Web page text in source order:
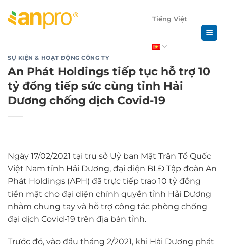
đến
Tiếng Việt
SỰ KIỆN & HOẠT ĐỘNG CÔNG TY
An Phát Holdings tiếp tục hỗ trợ 10
tỷ đồng tiếp sức cùng tỉnh Hải
Dương chống dịch Covid-19
Ngày 17/02/2021 tại trụ sở Uỷ ban Mặt Trận Tổ Quốc
Việt Nam tỉnh Hải Dương, đại diện BLĐ Tập đoàn An
Phát Holdings (APH) đã trực tiếp trao 10 tỷ đồng
tiền mặt cho đại diện chính quyền tỉnh Hải Dương
nhằm chung tay và hỗ trợ công tác phòng chống
đại dịch Covid-19 trên địa bàn tỉnh.
Trước đó, vào đầu tháng 2/2021, khi Hải Dương phát